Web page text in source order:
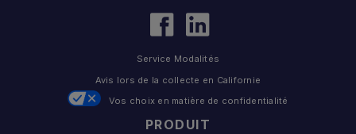
PRODUIT
Service Modalités
Avis lors de la collecte en Californie
Vos choix en matière de confidentialité